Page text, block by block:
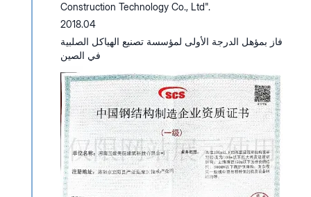
Construction Technology Co., Ltd".
2018.04
فاز بمؤهل الدرجة الأولى لمؤسسة تصنيع الهياكل الصلبية
في الصين